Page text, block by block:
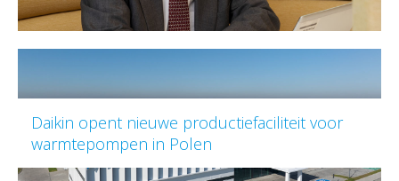
Daikin opent nieuwe productiefaciliteit voor
warmtepompen in Polen